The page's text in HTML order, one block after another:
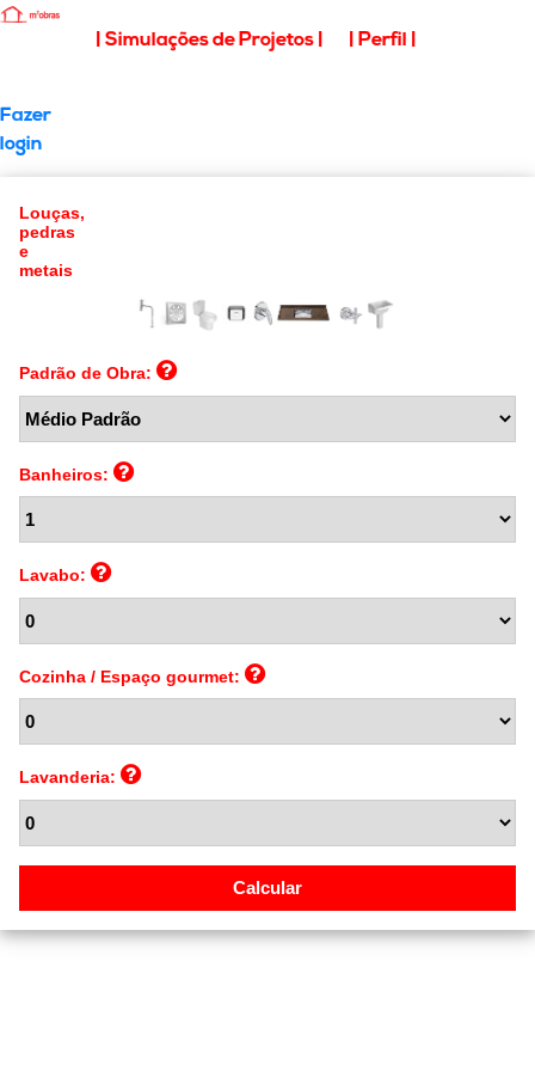
| Simulações de Projetos | | Perfil |
Fazer
login
Louças,
pedras
e
metais
Padrão de Obra:
Banheiros:
Lavabo:
Cozinha / Espaço gourmet:
Lavanderia: